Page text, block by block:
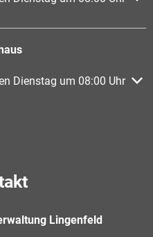
Schließzeiten
Dienstag um 08:00 Uhr
Lingenfeld